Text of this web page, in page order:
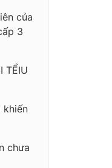
của
3
TỂIU
khiến
chưa